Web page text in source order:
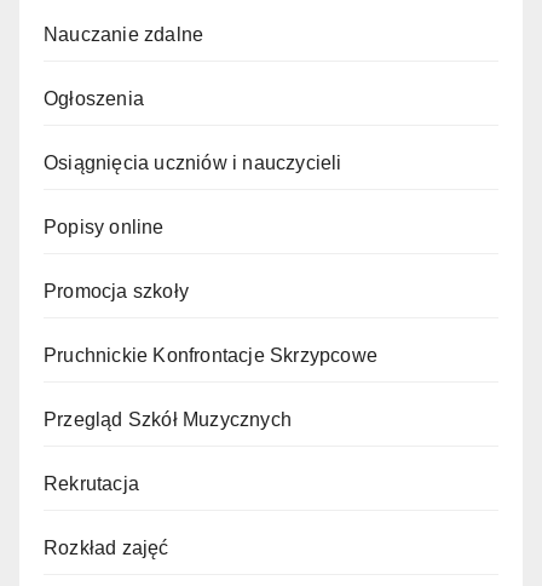
Nauczanie zdalne
Ogłoszenia
Osiągnięcia uczniów i nauczycieli
Popisy online
Promocja szkoły
Pruchnickie Konfrontacje Skrzypcowe
Przegląd Szkół Muzycznych
Rekrutacja
Rozkład zajęć